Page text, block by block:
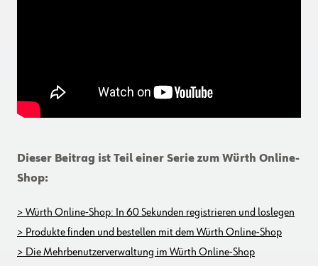
Dieser Beitrag ist Teil einer Serie zum Würth Online-
Shop:
> Würth Online-Shop: In 60 Sekunden registrieren und loslegen
> Produkte finden und bestellen mit dem Würth Online-Shop
> Die Mehrbenutzerverwaltung im Würth Online-Shop